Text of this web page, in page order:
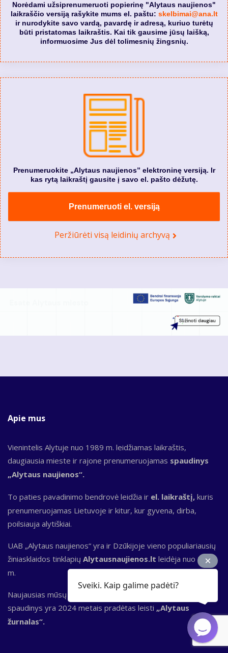
Norėdami užsiprenumeruoti popierinę "Alytaus naujienos"
laikraščio versiją rašykite mums el. paštu: skelbimai@ana.lt
ir nurodykite savo vardą, pavardę ir adresą, kuriuo turėtų
būti pristatomas laikraštis. Kai tik gausime jūsų laišką,
informuosime Jus dėl tolimesnių žingsnių.
Prenumeruokite „Alytaus naujienos” elektroninę versiją. Ir
kas rytą laikraštį gausite į savo el. pašto dėžutę.
Prenumeruoti el. versiją
Peržiūrėti visą leidinių archyvą
Apie mus
Vienintelis Alytuje nuo 1989 m. leidžiamas laikraštis,
daugiausia mieste ir rajone prenumeruojamas spaudinys
„Alytaus naujienos“.
To paties pavadinimo bendrovė leidžia ir el. laikraštį, kuris
prenumeruojamas Lietuvoje ir kitur, kur gyvena, dirba,
poilsiauja alytiškiai.
UAB „Alytaus naujienos“ yra ir Dzūkijoje vieno populiariausių
žiniasklaidos tinklapių Alytausnaujienos.lt leidėja nuo 2000
m.
Naujausias mūsų redakcijos ir kūrybinių bendradarbių
spaudinys yra 2024 metais pradėtas leisti „Alytaus
žurnalas“.
Sveiki. Kaip galime padėti?